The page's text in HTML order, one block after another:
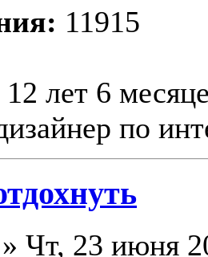
11915
12 лет 6
по
» Чт, 23 июня